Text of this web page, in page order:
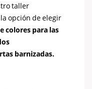
taller
opción de elegir
colores para las
barnizadas.